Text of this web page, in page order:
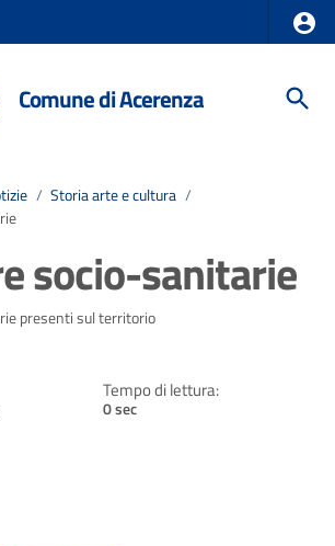
Comune di Acerenza
/ Storia arte e cultura /
socio-sanitarie
notizia
presenti sul territorio
Tempo di lettura:
0 sec